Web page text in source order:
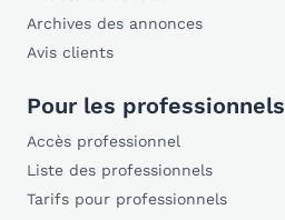
Archives des annonces
Avis clients
Pour les professionnels
Accès professionnel
Liste des professionnels
Tarifs pour professionnels